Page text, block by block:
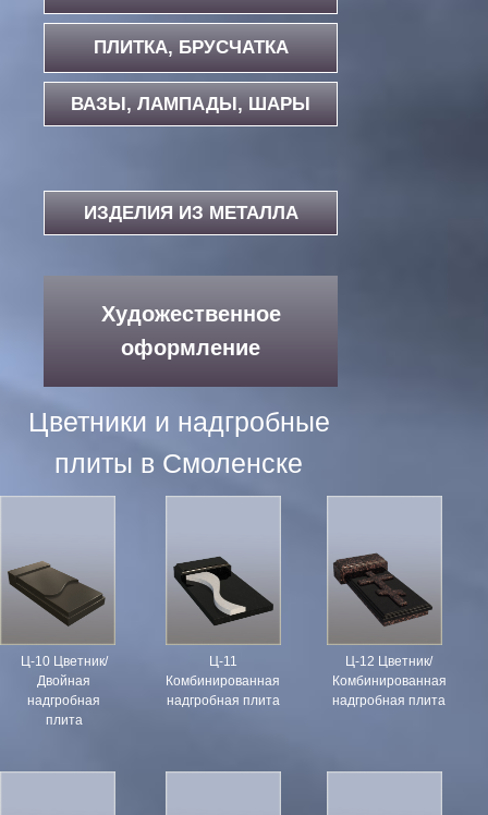
Цветники и надгробные
плиты в Смоленске
ИЗДЕЛИЯ ИЗ МЕТАЛЛА
Художественное
оформление
ВАЗЫ, ЛАМПАДЫ, ШАРЫ
ПЛИТКА, БРУСЧАТКА
Ц-10 Цветник/
Двойная
надгробная
плита
Ц-11
Комбинированная
надгробная плита
Ц-12 Цветник/
Комбинированная
надгробная плита